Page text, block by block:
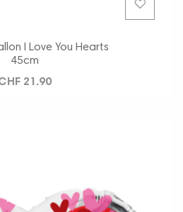
I Love You Hearts
45cm
21.90